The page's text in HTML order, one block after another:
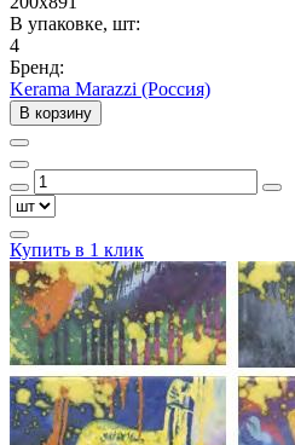
В упаковке, шт:
4
Бренд:
Kerama Marazzi (Россия)
В корзину
Купить в 1 клик